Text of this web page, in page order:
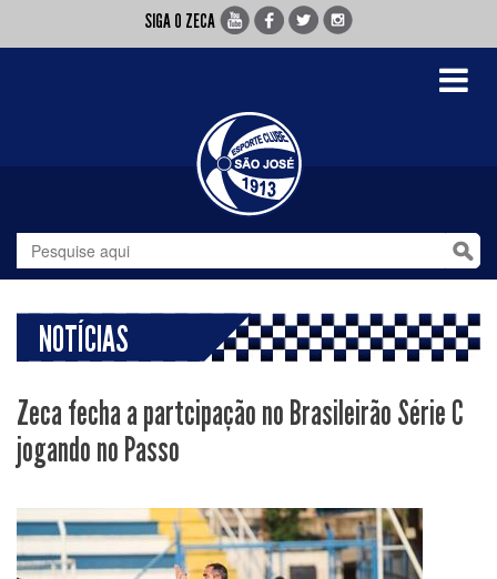
SIGA O ZECA
Toggle
NOTÍCIAS
Zeca fecha a partcipação no Brasileirão Série C
jogando no Passo